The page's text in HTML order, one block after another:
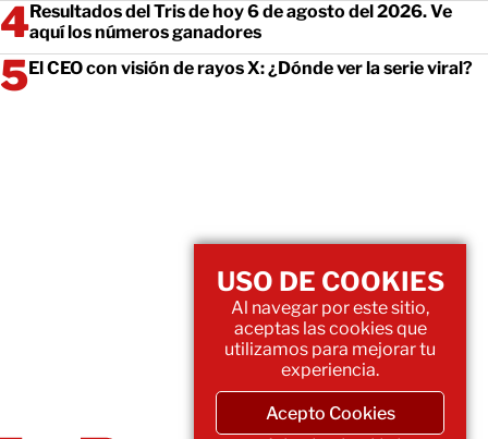
Resultados del Tris de hoy 6 de agosto del 2026. Ve
aquí los números ganadores
El CEO con visión de rayos X: ¿Dónde ver la serie viral?
USO DE COOKIES
Al navegar por este sitio,
aceptas las cookies que
utilizamos para mejorar tu
experiencia.
Acepto Cookies